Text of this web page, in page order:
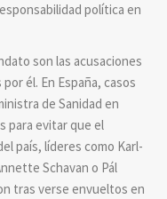
política en
son las acusaciones
él. En España, casos
de Sanidad en
para evitar que el
país, líderes como Karl-
Schavan o Pál
tras verse envueltos en